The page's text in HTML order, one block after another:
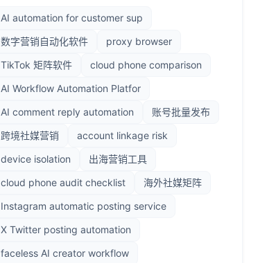
AI automation for customer sup
数字营销自动化软件
proxy browser
TikTok 矩阵软件
cloud phone comparison
AI Workflow Automation Platfor
AI comment reply automation
账号批量发布
跨境社媒营销
account linkage risk
device isolation
出海营销工具
cloud phone audit checklist
海外社媒矩阵
Instagram automatic posting service
X Twitter posting automation
faceless AI creator workflow